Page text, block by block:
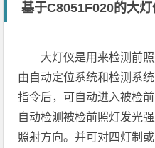
基于C8051F020的大
大灯仪是用来检测前
由自动定位系统和检测系
指令后，可自动进入被检
自动检测被检前照灯发光
照射方向。并可对四灯制